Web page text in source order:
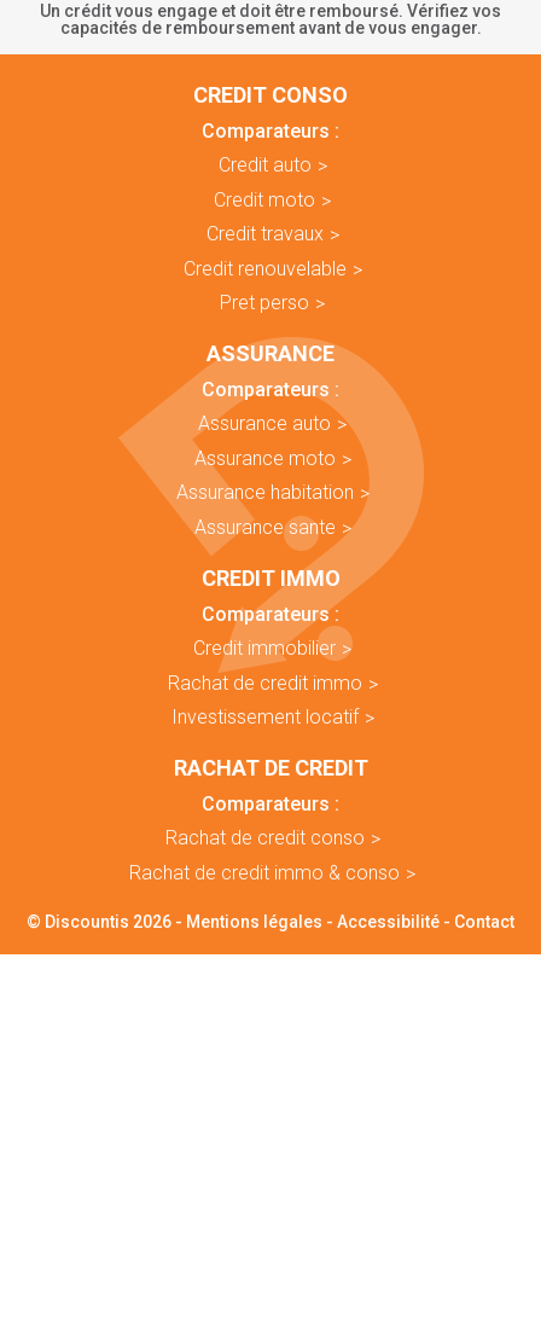
Un crédit vous engage et doit être remboursé. Vérifiez vos
capacités de remboursement avant de vous engager.
CREDIT CONSO
Comparateurs :
Credit auto
Credit moto
Credit travaux
Credit renouvelable
Pret perso
ASSURANCE
Comparateurs :
Assurance auto
Assurance moto
Assurance habitation
Assurance sante
CREDIT IMMO
Comparateurs :
Credit immobilier
Rachat de credit immo
Investissement locatif
RACHAT DE CREDIT
Comparateurs :
Rachat de credit conso
Rachat de credit immo & conso
© Discountis 2026 - Mentions légales - Accessibilité - Contact